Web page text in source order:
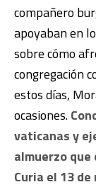
compañero
apoyaban en
sobre cómo
congregación
estos días,
ocasiones.
vaticanas y
almuerzo que
Curia el 13 de